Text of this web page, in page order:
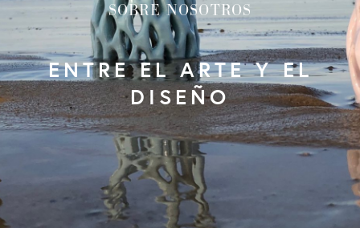
SOBRE NOSOTROS
ENTRE EL ARTE Y EL
DISEÑO